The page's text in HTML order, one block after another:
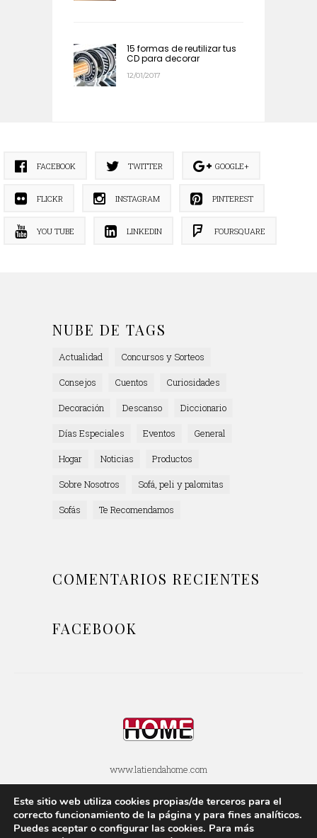
15 formas de reutilizar tus
CD para decorar
12/01/2017
FACEBOOK TWITTER GOOGLE+
FLICKR INSTAGRAM PINTEREST
YOU TUBE LINKEDIN FOURSQUARE
NUBE DE TAGS
Actualidad
Concursos y Sorteos
Consejos
Cuentos
Curiosidades
Decoración
Descanso
Diccionario
Días Especiales
Eventos
General
Hogar
Noticias
Productos
Sobre Nosotros
Sofá, peli y palomitas
Sofás
Te Recomendamos
COMENTARIOS RECIENTES
FACEBOOK
www.latiendahome.com
POLÍTICA DE COOKIES
POLÍTICA DE PRIVACIDAD
AVISOS LEGALES
SOBRE ESTE BLOG
Este sitio web utiliza cookies propias/de terceros para el
correcto funcionamiento de la página y para fines analí­ticos.
Puedes aceptar o configurar las cookies. Para más